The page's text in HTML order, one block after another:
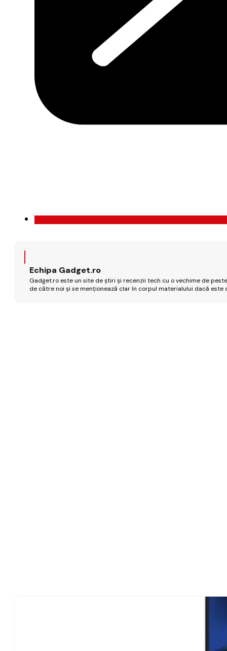
Echipa Gadget.ro
Gadget.ro este un site de știri și recenzii tech cu o vechime de
de către noi și se menționează clar în corpul materialului dacă este